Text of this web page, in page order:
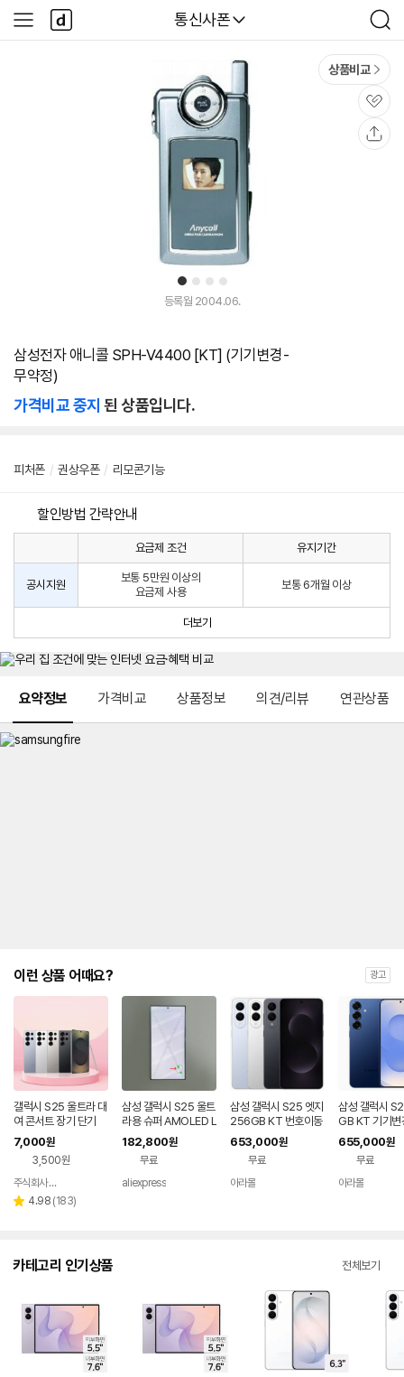
다나와
통신사폰
검
색
사
이
다
나
와
1 2 3 4
상품비교
관
심
등록월 2004.06.
삼성전자 애니콜 SPH-V4400 [KT] (기기변경-
무약정)
가격비교 중지 된 상품입니다.
피처폰 / 권상우폰 / 리모콘기능
할인방법 간략안내
원
선
택
약
정
는
대
략
인
을
안
내
를
나
타
는
표
사
인
법
요금제 조건 유지기간
공시지원
보통 5만원 이상의
요금제 사용
보통 6개월 이상
더보기
요약정보 가격비교 상품정보 의견/리뷰 연관상품
이런 상품 어때요? 광고
갤럭시 S25 울트라 대
여 콘서트 장기 단기
7,000원
3,500원
페이
주식회사 폰빌리지
별 4.98 리
(183)
삼성 갤럭시 S25 울트
라용 슈퍼 AMOLED L
CD 디스플레이 터치
스크린 디지타이저 어
셈블리 (S25U) - 불량
품
182,800원
무료
aliexpress
삼성 갤럭시 S25 엣지
256GB KT 번호이동
완납 80요금제
653,000원
무료
아라몰
삼성 갤럭시
GB KT 기기변
655,000원
무료
아라몰
카테고리 인기상품 전체보기